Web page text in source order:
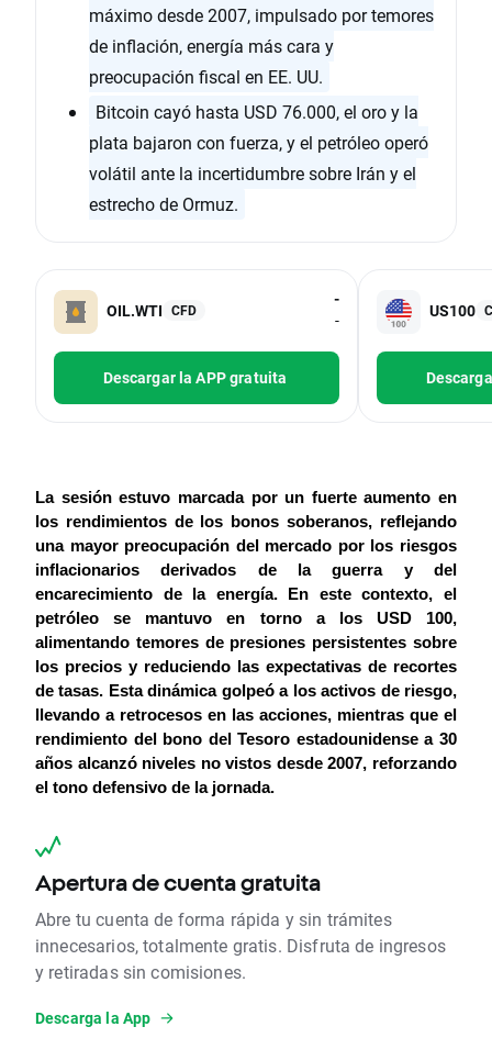
máximo desde 2007, impulsado por temores
de inflación, energía más cara y
preocupación fiscal en EE. UU.
Bitcoin cayó hasta USD 76.000, el oro y la
plata bajaron con fuerza, y el petróleo operó
volátil ante la incertidumbre sobre Irán y el
estrecho de Ormuz.
OIL.WTI CFD
-
-
Descargar la APP gratuita
US100
La sesión estuvo marcada por un fuerte aumento en
los rendimientos de los bonos soberanos, reflejando
una mayor preocupación del mercado por los riesgos
inflacionarios derivados de la guerra y del
encarecimiento de la energía. En este contexto, el
petróleo se mantuvo en torno a los USD 100,
alimentando temores de presiones persistentes sobre
los precios y reduciendo las expectativas de recortes
de tasas. Esta dinámica golpeó a los activos de riesgo,
llevando a retrocesos en las acciones, mientras que el
rendimiento del bono del Tesoro estadounidense a 30
años alcanzó niveles no vistos desde 2007, reforzando
el tono defensivo de la jornada.
Apertura de cuenta gratuita
Abre tu cuenta de forma rápida y sin trámites
innecesarios, totalmente gratis. Disfruta de ingresos
y retiradas sin comisiones.
Descarga la App